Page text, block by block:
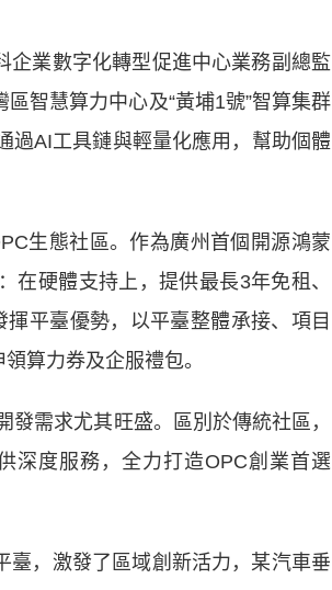
業數字化轉型促進中心業務副總監
智慧算力中心及“黃埔1號”智算集群
過AI工具鏈與輕量化應用，幫助個體
生態社區。作為廣州首個開源鴻蒙
在硬體支持上，提供最長3年免租、
平臺優勢，以平臺整體承接、項目
算力券及企服禮包。
需求尤其旺盛。區別於傳統社區，
深度服務，全力打造OPC創業首選
，激發了區域創新活力，某汽車垂